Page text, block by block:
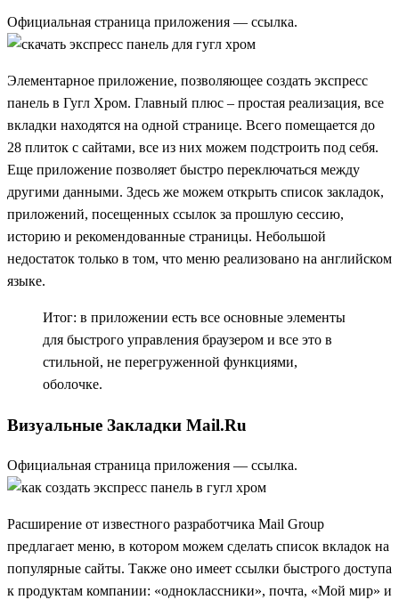
Официальная страница приложения — ссылка.
Элементарное приложение, позволяющее создать экспресс
панель в Гугл Хром. Главный плюс – простая реализация, все
вкладки находятся на одной странице. Всего помещается до
28 плиток с сайтами, все из них можем подстроить под себя.
Еще приложение позволяет быстро переключаться между
другими данными. Здесь же можем открыть список закладок,
приложений, посещенных ссылок за прошлую сессию,
историю и рекомендованные страницы. Небольшой
недостаток только в том, что меню реализовано на английском
языке.
Итог: в приложении есть все основные элементы
для быстрого управления браузером и все это в
стильной, не перегруженной функциями,
оболочке.
Визуальные Закладки Mail.Ru
Официальная страница приложения — ссылка.
Расширение от известного разработчика Mail Group
предлагает меню, в котором можем сделать список вкладок на
популярные сайты. Также оно имеет ссылки быстрого доступа
к продуктам компании: «одноклассники», почта, «Мой мир» и